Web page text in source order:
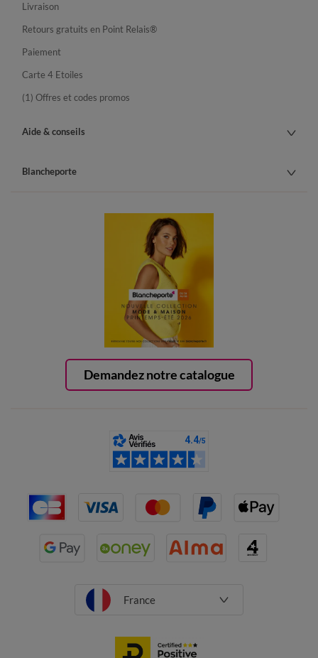
Demandez notre catalogue
Livraison
Retours gratuits en Point Relais®
Paiement
Carte 4 Etoiles
(1) Offres et codes promos
Aide & conseils
Blancheporte
France